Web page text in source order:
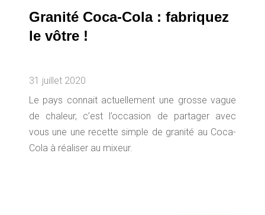
Granité Coca-Cola : fabriquez
le vôtre !
31 juillet 2020
Le pays connait actuellement une grosse vague
de chaleur, c’est l’occasion de partager avec
vous une une recette simple de granité au Coca-
Cola à réaliser au mixeur.